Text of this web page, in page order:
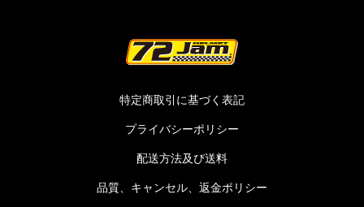
特定商取引に基づく表記
プライバシーポリシー
配送方法及び送料
品質、キャンセル、返金ポリシー